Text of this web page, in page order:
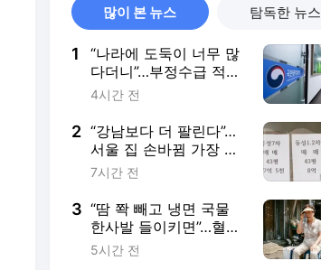
많이 본 뉴스 탐독한 뉴스
1
“나라에 도둑이 너무 많
다더니”…부정수급 적발
1300억 ‘역대 최대’
4시간 전
2 “강남보다 더 팔린다”…
서울 집 손바뀜 가장 많
은 곳 ‘은평·중랑’
7시간 전
3 “땀 쫙 빼고 냉면 국물
한사발 들이키면”…혈압
도 쭈욱 올라갑니다
5시간 전